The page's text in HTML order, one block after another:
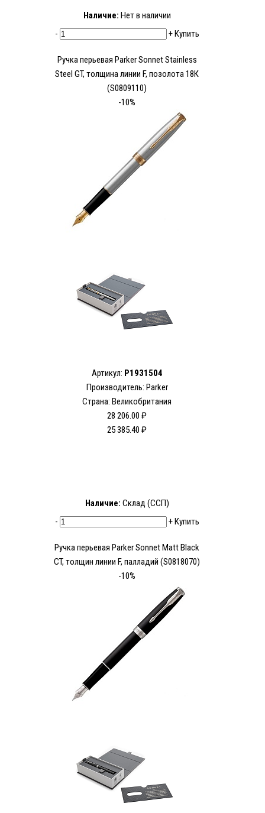
Наличие: Нет в наличии
-
+Купить
Ручка перьевая Parker Sonnet Stainless
Steel GT, толщина линии F, позолота 18К
(S0809110)
-10%
Артикул: P1931504
Производитель: Parker
Страна: Великобритания
28 206.00 ₽
25 385.40 ₽
Наличие: Склад (ССП)
-
+Купить
Ручка перьевая Parker Sonnet Matt Black
CT, толщин линии F, палладий (S0818070)
-10%